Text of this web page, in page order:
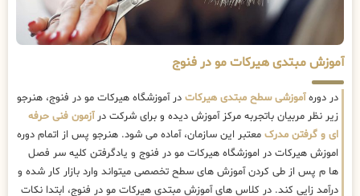
آموزش مبتدی هیرکات مو در فنوج
در دورهآموزشی سطح مبتدی هیرکات در آموزشگاه هیرکات مو در فنوج، هنرجو
زیر نظر مربیان باتجربه مرکز آموزش دیده و برای شرکت درآزمون فنی حرفه
ای و گرفتن مدرک معتبر این سازمان، آماده می شود. هنرجو پس از اتمام دوره
اموزش هیرکات در اموزشگاه هیرکات مو در فنوج و یادگرفتن کلیه سر فصل
ها م پس از طی کردن آموزش های سطح تخصصی میتواند وارد بازار کار شده و
درآمد زایی کند. در کلاس های آموزش مبتدی هیرکات مو در فنوج، ابتدا نکات